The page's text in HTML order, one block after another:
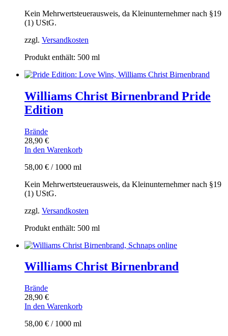
Kein Mehrwertsteuerausweis, da Kleinunternehmer nach §19
(1) UStG.
zzgl. Versandkosten
Produkt enthält: 500 ml
Williams Christ Birnenbrand Pride
Edition
Brände
28,90 €
In den Warenkorb
58,00 € / 1000 ml
Kein Mehrwertsteuerausweis, da Kleinunternehmer nach §19
(1) UStG.
zzgl. Versandkosten
Produkt enthält: 500 ml
Williams Christ Birnenbrand
Brände
28,90 €
In den Warenkorb
58,00 € / 1000 ml